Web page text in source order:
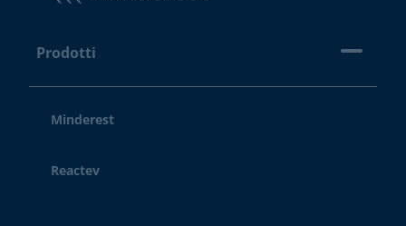
Prodotti
Minderest
Reactev